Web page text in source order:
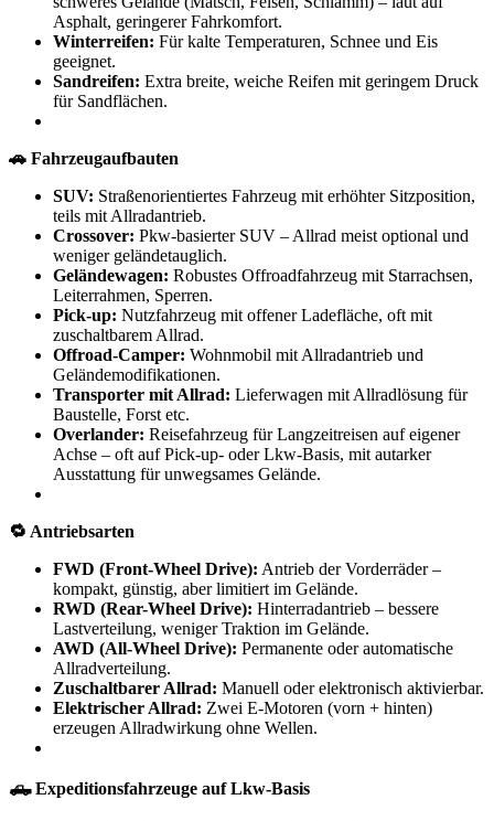
Asphalt, geringerer Fahrkomfort.
Winterreifen: Für kalte Temperaturen, Schnee und Eis
geeignet.
Sandreifen: Extra breite, weiche Reifen mit geringem Druck
für Sandflächen.
🚗 Fahrzeugaufbauten
SUV: Straßenorientiertes Fahrzeug mit erhöhter Sitzposition,
teils mit Allradantrieb.
Crossover: Pkw-basierter SUV – Allrad meist optional und
weniger geländetauglich.
Geländewagen: Robustes Offroadfahrzeug mit Starrachsen,
Leiterrahmen, Sperren.
Pick-up: Nutzfahrzeug mit offener Ladefläche, oft mit
zuschaltbarem Allrad.
Offroad-Camper: Wohnmobil mit Allradantrieb und
Geländemodifikationen.
Transporter mit Allrad: Lieferwagen mit Allradlösung für
Baustelle, Forst etc.
Overlander: Reisefahrzeug für Langzeitreisen auf eigener
Achse – oft auf Pick-up- oder Lkw-Basis, mit autarker
Ausstattung für unwegsames Gelände.
🔁 Antriebsarten
FWD (Front-Wheel Drive): Antrieb der Vorderräder –
kompakt, günstig, aber limitiert im Gelände.
RWD (Rear-Wheel Drive): Hinterradantrieb – bessere
Lastverteilung, weniger Traktion im Gelände.
AWD (All-Wheel Drive): Permanente oder automatische
Allradverteilung.
Zuschaltbarer Allrad: Manuell oder elektronisch aktivierbar.
Elektrischer Allrad: Zwei E-Motoren (vorn + hinten)
erzeugen Allradwirkung ohne Wellen.
🛻 Expeditionsfahrzeuge auf Lkw-Basis